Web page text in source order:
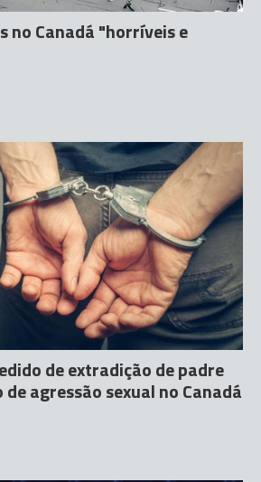
no Canadá "horríveis e
de extradição de padre
agressão sexual no Canadá